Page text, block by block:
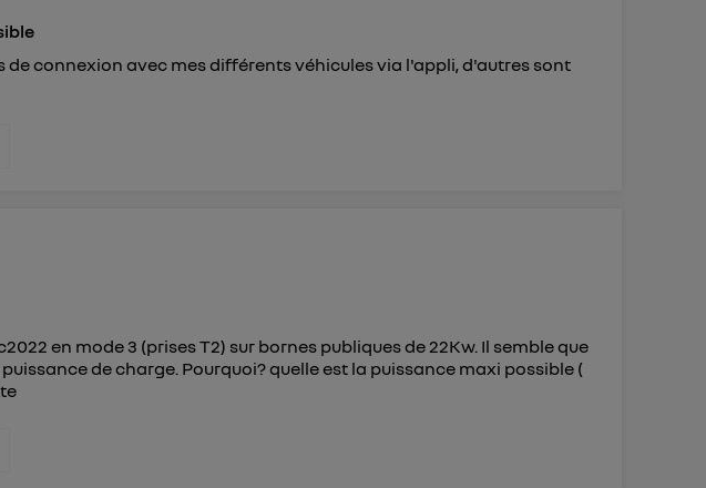
de connexion avec mes différents véhicules via l'appli, d'autres sont
en mode 3 (prises T2) sur bornes publiques de 22Kw. Il semble que
de charge. Pourquoi? quelle est la puissance maxi possible (